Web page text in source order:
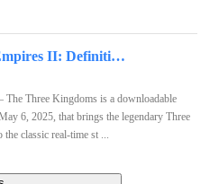
Age of Empires II: Definitive Edition (PC) - Steam Key - GLOBAL
Three Kingdoms is a downloadable
6, 2025, that brings the legendary Three
classic real-time st ...